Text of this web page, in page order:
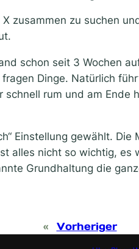
zusammen zu suchen
schon seit 3 Wochen
Dinge. Natürlich
rum und am
Einstellung gewählt.
alles nicht so wichtig,
Grundhaltung die
« Vorheriger